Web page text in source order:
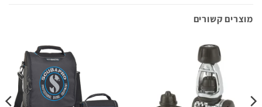
מוצרים קשורים